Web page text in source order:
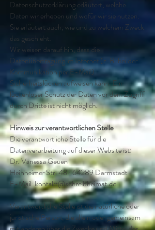
Datenschutzerklärung erläutert, welche
Daten wir erheben und wofür wir sie nutzen.
Sie erläutert auch, wie und zu welchem Zweck
das geschieht.
Wir weisen darauf hin, dass die
Datenübertragung im Internet (z. B. bei der
Kommunikation per E-Mail)
Sicherheitslücken aufweisen kann. Ein
lückenloser Schutz der Daten vor dem Zugriff
durch Dritte ist nicht möglich.
Hinweis zur verantwortlichen Stelle
Die verantwortliche Stelle für die
Datenverarbeitung auf dieser Website ist:
Dr. Vanessa Geuen
Heinheimer Str. 48 · 64289 Darmstadt
E-Mail:kontakt@schreibheimat.de
Verantwortliche Stelle ist die natürliche oder
juristische Person, die allein oder gemeinsam